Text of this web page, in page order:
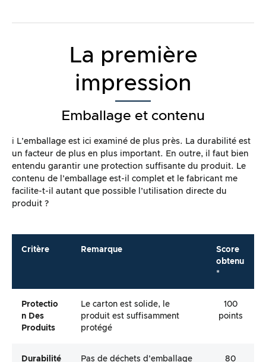
La première
impression
Emballage et contenu
ℹ️ L’emballage est ici examiné de plus près. La durabilité est
un facteur de plus en plus important. En outre, il faut bien
entendu garantir une protection suffisante du produit. Le
contenu de l’emballage est-il complet et le fabricant me
facilite-t-il autant que possible l’utilisation directe du
produit ?
Critère Remarque
Score
obtenu
*
Protectio
N Des
Produits
Le carton est solide, le
produit est suffisamment
protégé
100
points
Durabilité Pas de déchets d’emballage 80